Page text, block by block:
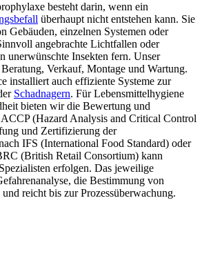
besteht darin, wenn ein
überhaupt nicht entstehen kann. Sie
Gebäuden, einzelnen Systemen oder
angebrachte Lichtfallen oder
unerwünschte Insekten fern. Unser
Verkauf, Montage und Wartung.
installiert auch effiziente Systeme zur
Schadnagern. Für Lebensmittelhygiene
bieten wir die Bewertung und
(Hazard Analysis and Critical Control
und Zertifizierung der
IFS (International Food Standard) oder
(British Retail Consortium) kann
erfolgen. Das jeweilige
die Bestimmung von
reicht bis zur Prozessüberwachung.